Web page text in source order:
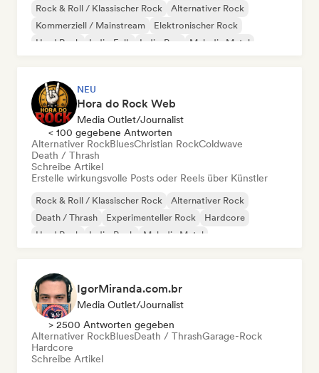
Rock & Roll / Klassischer Rock
Alternativer Rock
Kommerziell / Mainstream
Elektronischer Rock
Hard Rock
Indie-Folk Indie-Pop Melodic Metal
NEU
Hora do Rock Web
Media Outlet/Journalist
< 100 gegebene Antworten
Alternativer RockBluesChristian RockColdwave
Death / Thrash
Schreibe Artikel
Erstelle wirkungsvolle Posts oder Reels über Künstler
Rock & Roll / Klassischer Rock
Alternativer Rock
Death / Thrash
Experimenteller Rock
Hardcore
Hard Rock
Indie-Rock Melodic Metal
IgorMiranda.com.br
Media Outlet/Journalist
> 2500 Antworten gegeben
Alternativer RockBluesDeath / ThrashGarage-Rock
Hardcore
Schreibe Artikel